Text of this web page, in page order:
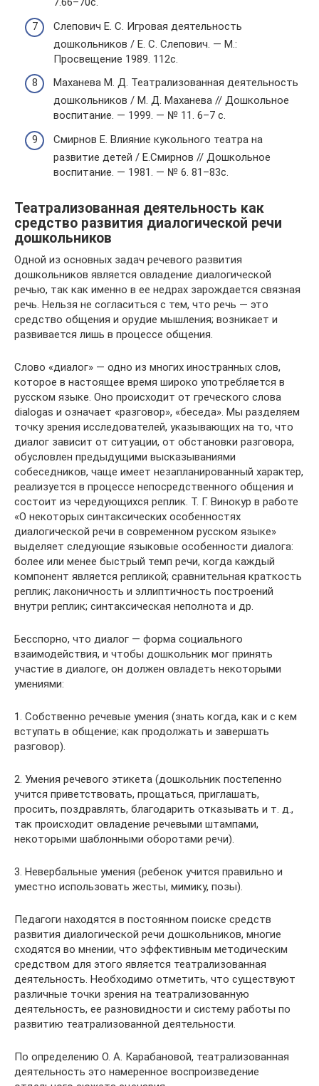
Слепович Е. С. Игровая деятельность
дошкольников / Е. С. Слепович. — М.:
Просвещение 1989. 112с.
Маханева М. Д. Театрализованная деятельность
дошкольников / М. Д. Маханева // Дошкольное
воспитание. — 1999. — № 11. 6–7 с.
Смирнов Е. Влияние кукольного театра на
развитие детей / Е.Смирнов // Дошкольное
воспитание. — 1981. — № 6. 81–83с.
Театрализованная деятельность как
средство развития диалогической речи
дошкольников
Одной из основных задач речевого развития
дошкольников является овладение диалогической
речью, так как именно в ее недрах зарождается связная
речь. Нельзя не согласиться с тем, что речь — это
средство общения и орудие мышления; возникает и
развивается лишь в процессе общения.
Слово «диалог» — одно из многих иностранных слов,
которое в настоящее время широко употребляется в
русском языке. Оно происходит от греческого слова
dialogas и означает «разговор», «беседа». Мы разделяем
точку зрения исследователей, указывающих на то, что
диалог зависит от ситуации, от обстановки разговора,
обусловлен предыдущими высказываниями
собеседников, чаще имеет незапланированный характер,
реализуется в процессе непосредственного общения и
состоит из чередующихся реплик. Т. Г. Винокур в работе
«О некоторых синтаксических особенностях
диалогической речи в современном русском языке»
выделяет следующие языковые особенности диалога:
более или менее быстрый темп речи, когда каждый
компонент является репликой; сравнительная краткость
реплик; лаконичность и эллиптичность построений
внутри реплик; синтаксическая неполнота и др.
Бесспорно, что диалог — форма социального
взаимодействия, и чтобы дошкольник мог принять
участие в диалоге, он должен овладеть некоторыми
умениями:
1. Собственно речевые умения (знать когда, как и с кем
вступать в общение; как продолжать и завершать
разговор).
2. Умения речевого этикета (дошкольник постепенно
учится приветствовать, прощаться, приглашать,
просить, поздравлять, благодарить отказывать и т. д.,
так происходит овладение речевыми штампами,
некоторыми шаблонными оборотами речи).
3. Невербальные умения (ребенок учится правильно и
уместно использовать жесты, мимику, позы).
Педагоги находятся в постоянном поиске средств
развития диалогической речи дошкольников, многие
сходятся во мнении, что эффективным методическим
средством для этого является театрализованная
деятельность. Необходимо отметить, что существуют
различные точки зрения на театрализованную
деятельность, ее разновидности и систему работы по
развитию театрализованной деятельности.
По определению О. А. Карабановой, театрализованная
деятельность это намеренное воспроизведение